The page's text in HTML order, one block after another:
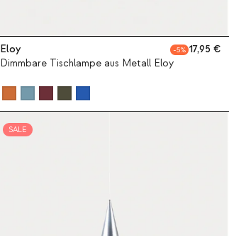
Eloy 5
17,95
Dimmbare Tischlampe aus Metall Eloy
SALE